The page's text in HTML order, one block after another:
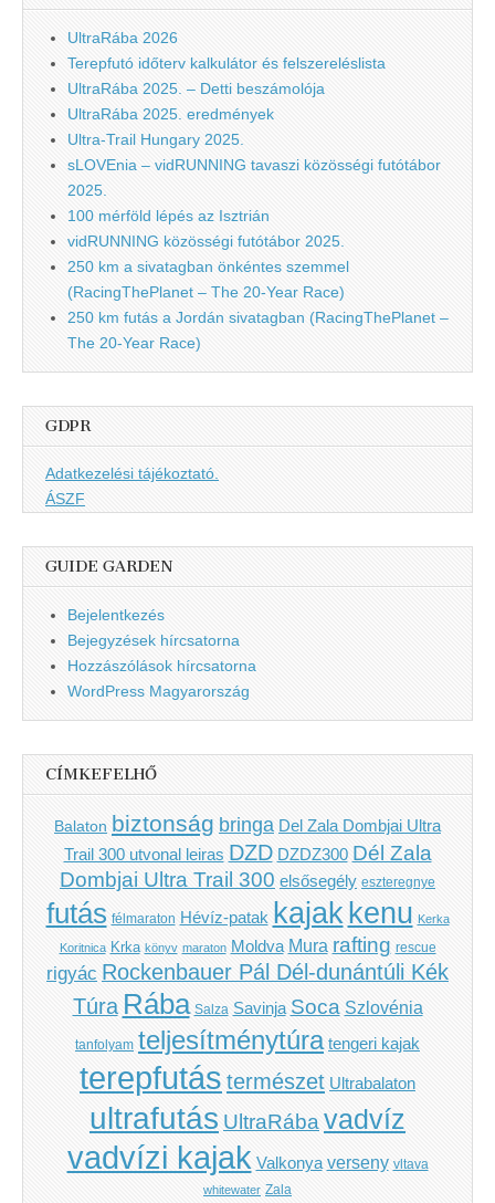
UltraRába 2026
Terepfutó időterv kalkulátor és felszereléslista
UltraRába 2025. – Detti beszámolója
UltraRába 2025. eredmények
Ultra-Trail Hungary 2025.
sLOVEnia – vidRUNNING tavaszi közösségi futótábor
2025.
100 mérföld lépés az Isztrián
vidRUNNING közösségi futótábor 2025.
250 km a sivatagban önkéntes szemmel
(RacingThePlanet – The 20-Year Race)
250 km futás a Jordán sivatagban (RacingThePlanet –
The 20-Year Race)
GDPR
Adatkezelési tájékoztató.
ÁSZF
GUIDE GARDEN
Bejelentkezés
Bejegyzések hírcsatorna
Hozzászólások hírcsatorna
WordPress Magyarország
CÍMKEFELHŐ
Balaton biztonság bringa Del Zala Dombjai Ultra
Trail 300 utvonal leiras DZD DZDZ300 Dél Zala
Dombjai Ultra Trail 300 elsősegély eszteregnye
futás félmaraton Hévíz-patak kajakkenu Kerka
Koritnica Krka könyv maraton Moldva Mura rafting rescue
rigyác Rockenbauer Pál Dél-dunántúli Kék
Túra Rába Salza Savinja Soca Szlovénia
tanfolyam teljesítménytúra tengeri kajak
terepfutás természet Ultrabalaton
ultrafutás UltraRábavadvíz
vadvízi kajak Valkonya verseny vltava
whitewater Zala